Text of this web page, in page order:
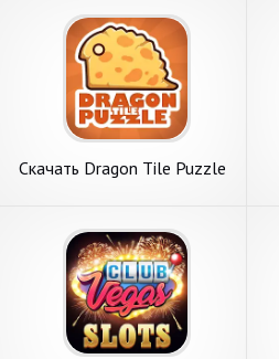
Андроид
Скачать Dragon Tile Puzzle